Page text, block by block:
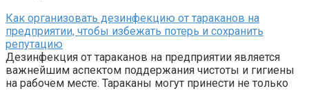
Как организовать дезинфекцию от тараканов на
предприятии, чтобы избежать потерь и сохранить
репутацию
Дезинфекция от тараканов на предприятии является
важнейшим аспектом поддержания чистоты и гигиены
на рабочем месте. Тараканы могут принести не только